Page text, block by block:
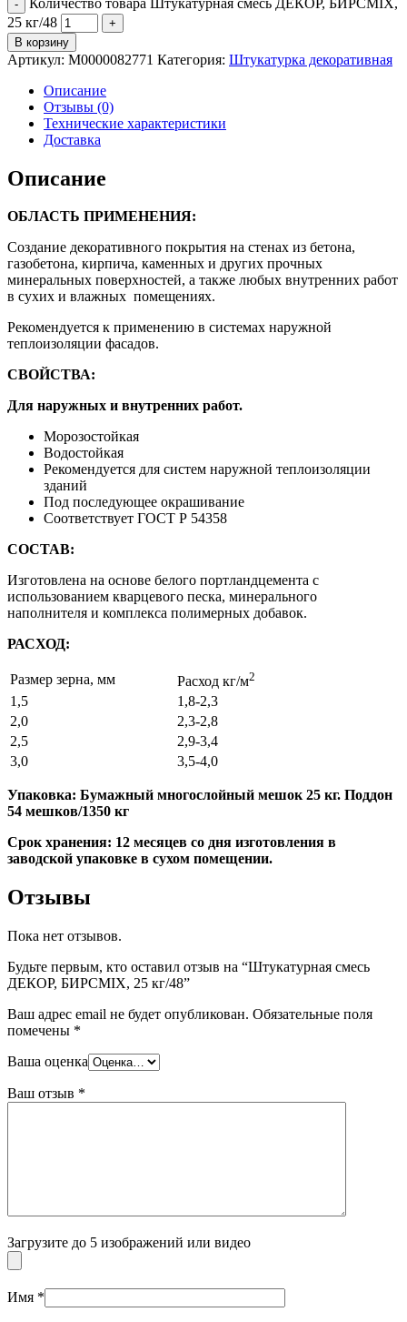
25 кг/48
В корзину
Артикул: М0000082771 Категория: Штукатурка декоративная
Описание
Отзывы (0)
Технические характеристики
Доставка
Описание
ОБЛАСТЬ ПРИМЕНЕНИЯ:
Создание декоративного покрытия на стенах из бетона,
газобетона, кирпича, каменных и других прочных
минеральных поверхностей, а также любых внутренних работ
в сухих и влажных помещениях.
Рекомендуется к применению в системах наружной
теплоизоляции фасадов.
СВОЙСТВА:
Для наружных и внутренних работ.
Морозостойкая
Водостойкая
Рекомендуется для систем наружной теплоизоляции
зданий
Под последующее окрашивание
Соответствует ГОСТ Р 54358
СОСТАВ:
Изготовлена на основе белого портландцемента с
использованием кварцевого песка, минерального
наполнителя и комплекса полимерных добавок.
РАСХОД:
Размер зерна, мм Расход кг/м2
1,5
1,8-2,3
2,0
2,3-2,8
2,5
2,9-3,4
3,0
3,5-4,0
Упаковка: Бумажный многослойный мешок 25 кг. Поддон
54 мешков/1350 кг
Срок хранения: 12 месяцев со дня изготовления в
заводской упаковке в сухом помещении.
Отзывы
Пока нет отзывов.
Будьте первым, кто оставил отзыв на “Штукатурная смесь
ДЕКОР, БИРСMIX, 25 кг/48”
Ваш адрес email не будет опубликован. Обязательные поля
помечены *
Ваша оценка
Ваш отзыв *
Загрузите до 5 изображений или видео
Имя *